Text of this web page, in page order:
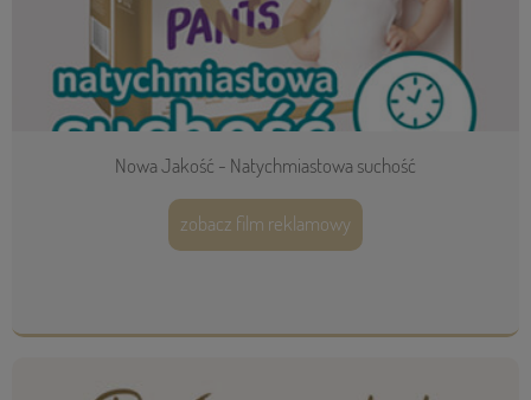
Nowa Jakość - Natychmiastowa suchość
zobacz film reklamowy